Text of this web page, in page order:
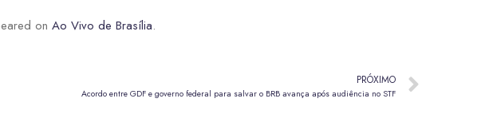
on Ao Vivo de Brasília.
PRÓXIMO
Acordo entre GDF e governo federal para salvar o BRB avança após audiência no STF